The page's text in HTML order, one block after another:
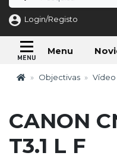
Login/Registo
Menu
Objectivas Vídeo
CANON
T3.1 L F